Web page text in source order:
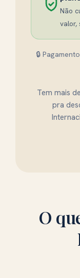
Não
valor,
🔒
Tem mais
pra
O